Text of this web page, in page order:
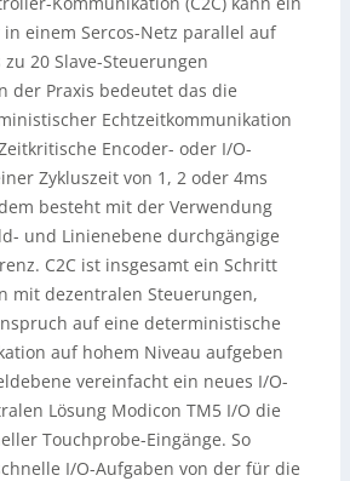
einem Sercos-Netz parallel auf
20 Slave-Steuerungen
der Praxis bedeutet das die
Echtzeitkommunikation
Encoder- oder I/O-
Zykluszeit von 1, 2 oder 4ms
besteht mit der Verwendung
und Linienebene durchgängige
C2C ist insgesamt ein Schritt
mit dezentralen Steuerungen,
auf eine deterministische
auf hohem Niveau aufgeben
vereinfacht ein neues I/O-
Lösung Modicon TM5 I/O die
Touchprobe-Eingänge. So
I/O-Aufgaben von der für die